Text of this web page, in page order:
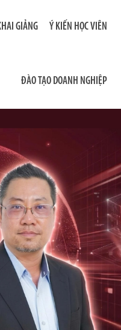
GIẢNG Ý KIẾN HỌC VIÊN
ĐÀO TẠO DOANH NGHIỆP